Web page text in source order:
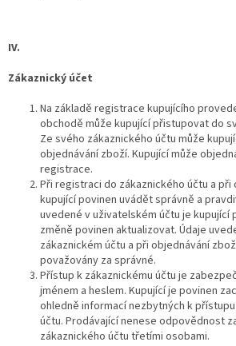
IV.
Zákaznický účet
Na základě registrace kupujícího
obchodě může kupující přistupovat do
Ze svého zákaznického účtu může
objednávání zboží. Kupující může
registrace.
Při registraci do zákaznického účtu a při
kupující povinen uvádět správně a
uvedené v uživatelském účtu je kupující
změně povinen aktualizovat. Údaje
zákaznickém účtu a při objednávání
považovány za správné.
Přístup k zákaznickému účtu je
jménem a heslem. Kupující je povinen
ohledně informací nezbytných k
účtu. Prodávající nenese odpovědnost
zákaznického účtu třetími osobami.